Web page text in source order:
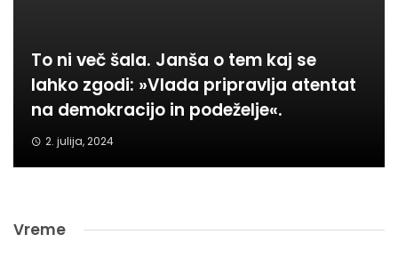
To ni več šala. Janša o tem kaj se
lahko zgodi: »Vlada pripravlja atentat
na demokracijo in podeželje«.
2. julija, 2024
Vreme